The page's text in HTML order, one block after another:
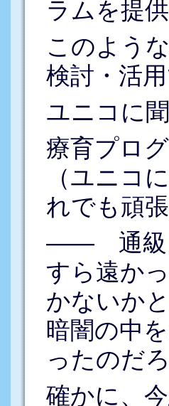
ラムを提
このよう
検討・活
ユニコに
療育プロ
（ユニコ
れでも頑
―― 通級
すら遠か
かないか
暗闇の中
ったのだ
確かに、